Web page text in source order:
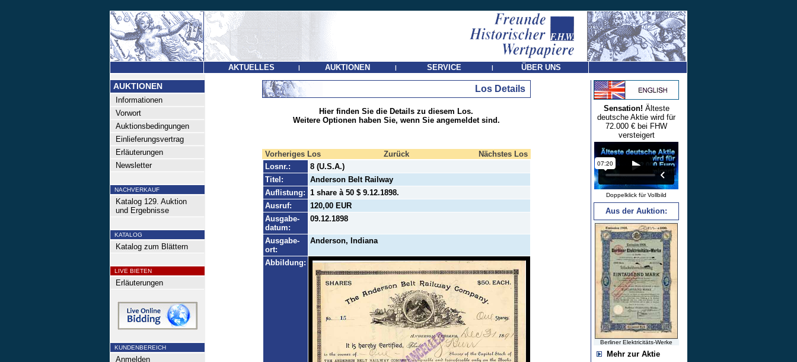
AKTUELLES | AUKTIONEN | SERVICE | ÜBER UNS
AUKTIONEN
Informationen
Vorwort
Auktionsbedingungen
Einlieferungsvertrag
Erläuterungen
Newsletter
NACHVERKAUF
Katalog 129. Auktion
und Ergebnisse
KATALOG
Katalog zum Blättern
LIVE BIETEN
Erläuterungen
KUNDENBEREICH
Anmelden
Los Details
Hier finden Sie die Details zu diesem Los.
Weitere Optionen haben Sie, wenn Sie angemeldet sind.
Vorheriges Los Zurück
Nächstes Los
Losnr.:
8 (U.S.A.)
Titel:
Anderson Belt Railway
Auflistung: 1 share à 50 $ 9.12.1898.
Ausruf:
120,00 EUR
Ausgabe-
datum:
09.12.1898
Ausgabe-
ort:
Anderson, Indiana
Abbildung:
Sensation! Älteste
deutsche Aktie wird für
72.000 € bei FHW
versteigert
Doppelklick für Vollbild
Aus der Auktion:
Berliner Elektricitäts-Werke
Mehr zur Aktie